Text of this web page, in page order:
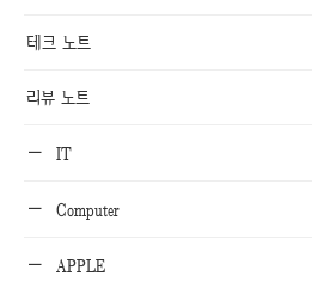
테크 노트
리뷰 노트
IT
Computer
APPLE